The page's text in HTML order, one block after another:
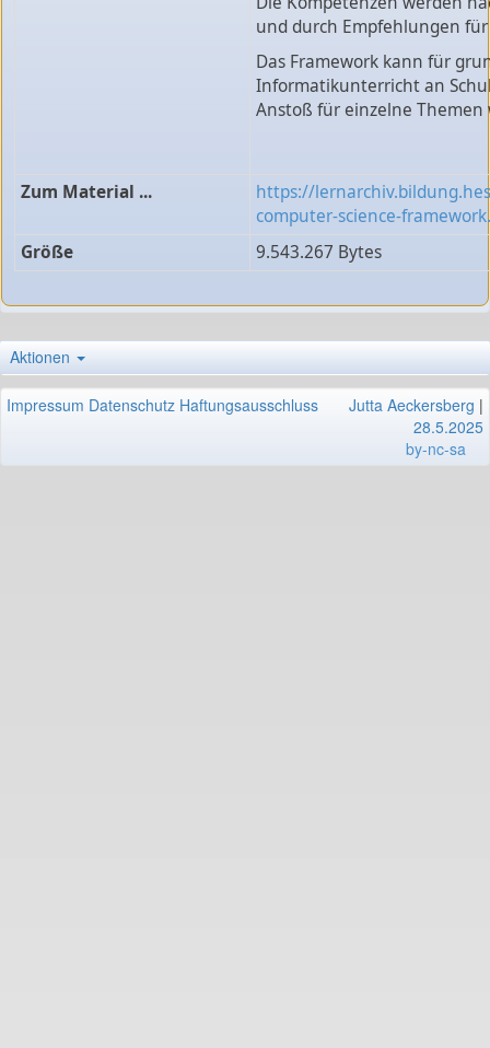
und durch Empfehlungen
Das Framework kann für
Informatikunterricht an
Anstoß für einzelne Themen
Zum Material ...
https://
computer-science-
Größe
9.543.267 Bytes
Aktionen
Impressum Datenschutz Haftungsausschluss Jutta Aeckersberg |
28.5.2025
by-nc-sa